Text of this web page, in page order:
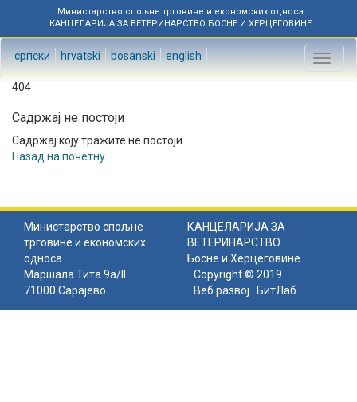
Министарство спољне трговине и економских односа
КАНЦЕЛАРИЈА ЗА ВЕТЕРИНАРСТВО БОСНЕ И ХЕРЦЕГОВИНЕ
српски hrvatski bosanski english
Toggle
404
Садржај не постоји
Садржај коју тражите не постоји.
Назад на почетну
Министарство спољне
трговине и економских
односа
КАНЦЕЛАРИЈА ЗА
ВЕТЕРИНАРСТВО
Босне и Херцеговине
Маршала Тита 9а/II
71000 Сарајево
Copyright © 2019
Веб развој : БитЛаб